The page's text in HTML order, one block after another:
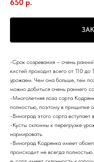
650 р.
-Срок созревания – очень
кистей проходит всего от 110
урожаем. Чем она больше, тем
можно добиться очень раннего
-Многолетняя лоза сорта
полностью, поэтому в прищипке
-Виноград этого сорта
-Кусты склонны к перегрузке
нормировать.
-Виноград Кодрянка имеет
происходит не всегда